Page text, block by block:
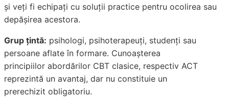
și veți fi echipați cu soluții practice pentru ocolirea sau
depășirea acestora.
Grup țintă: psihologi, psihoterapeuți, studenți sau
persoane aflate în formare. Cunoașterea
principiilor abordărilor CBT clasice, respectiv ACT
reprezintă un avantaj, dar nu constituie un
prerechizit obligatoriu.